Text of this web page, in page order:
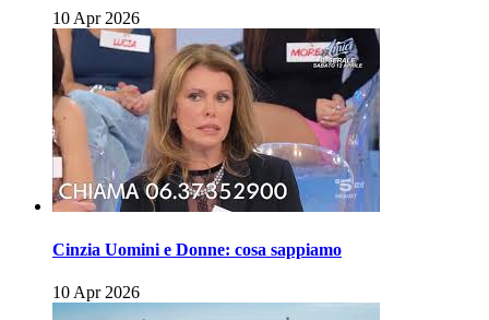
10 Apr 2026
Cinzia Uomini e Donne: cosa sappiamo
10 Apr 2026